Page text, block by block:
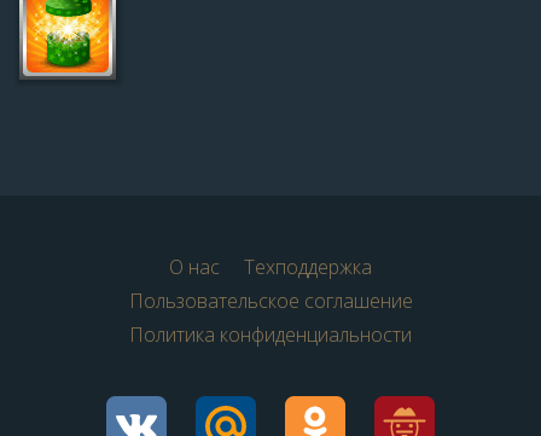
О нас
Техподдержка
Пользовательское соглашение
Политика конфиденциальности